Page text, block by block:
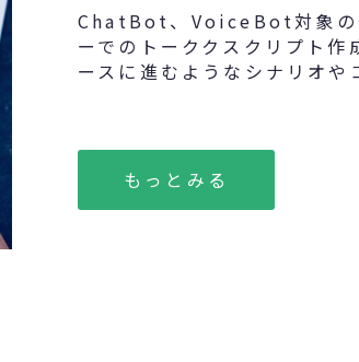
ChatBot、VoiceBot対象の
ーでのトーククスクリプト
ースに進むようなシナリオや
もっとみる